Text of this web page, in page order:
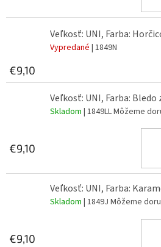
Veľkosť: UNI, Farba:
Vypredané | 1849N
€9,10
Veľkosť: UNI, Farba: Bledo
Skladom | 1849LLMôžeme
€9,10
Veľkosť: UNI, Farba:
Skladom | 1849J Môžeme
€9,10